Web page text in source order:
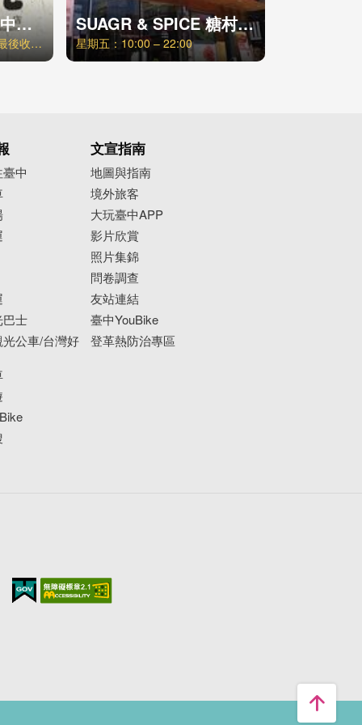
樹太老日本定食-台中青海店
週一至週五 / 11:30-21:30 最後收客時間21:00，週六日、例假日 / 11:00-21:30 最後收客時間21:00
SUAGR & SPICE 糖村福雅店
星期五：10:00 – 22:00
中
巴士
公車/台灣好
文宣指南
地圖與指南
境外旅客
大玩臺中APP
影片欣賞
照片集錦
問卷調查
友站連結
臺中YouBike
登革熱防治專區